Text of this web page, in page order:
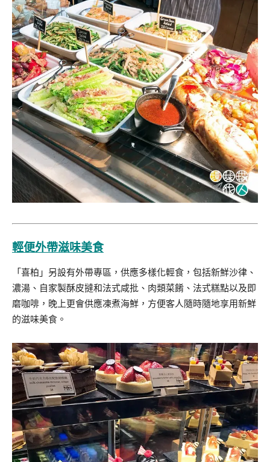
輕便外帶滋味美食
「喜柏」另設有外帶專區，供應多樣化輕食，包括新鮮沙律、
濃湯、自家製酥皮撻和法式咸批、肉類菜餚、法式糕點以及即
磨咖啡，晚上更會供應凍煮海鮮，方便客人隨時隨地享用新鮮
的滋味美食。